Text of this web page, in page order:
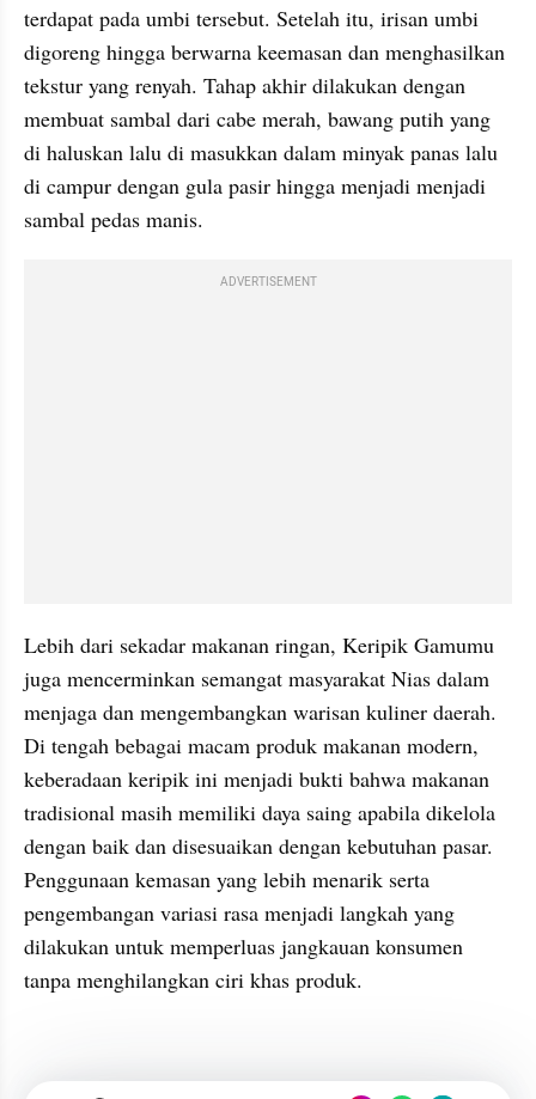
terdapat pada umbi tersebut. Setelah itu, irisan umbi
digoreng hingga berwarna keemasan dan menghasilkan
tekstur yang renyah. Tahap akhir dilakukan dengan
membuat sambal dari cabe merah, bawang putih yang
di haluskan lalu di masukkan dalam minyak panas lalu
di campur dengan gula pasir hingga menjadi menjadi
sambal pedas manis.
ADVERTISEMENT
Lebih dari sekadar makanan ringan, Keripik Gamumu
juga mencerminkan semangat masyarakat Nias dalam
menjaga dan mengembangkan warisan kuliner daerah.
Di tengah bebagai macam produk makanan modern,
keberadaan keripik ini menjadi bukti bahwa makanan
tradisional masih memiliki daya saing apabila dikelola
dengan baik dan disesuaikan dengan kebutuhan pasar.
Penggunaan kemasan yang lebih menarik serta
pengembangan variasi rasa menjadi langkah yang
dilakukan untuk memperluas jangkauan konsumen
tanpa menghilangkan ciri khas produk.